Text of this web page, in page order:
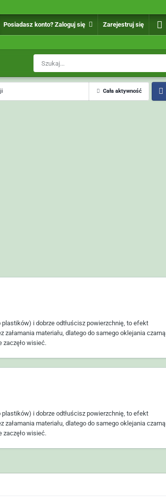
Posiadasz konto? Zaloguj się Zarejestruj się
Cała aktywność
i dobrze odtłuścisz powierzchnię, to efekt
materiału, dlatego do samego oklejania czarną
zaczęło wisieć.
i dobrze odtłuścisz powierzchnię, to efekt
materiału, dlatego do samego oklejania czarną
zaczęło wisieć.